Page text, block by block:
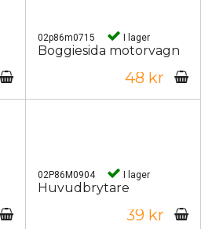
02p86m0715 I lager
Boggiesida motorvagn
48 kr
02P86M0904 I lager
Huvudbrytare
39 kr